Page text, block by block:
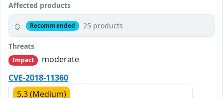
Affected products
Recommended 25 products
Threats
Impact
moderate
CVE-2018-11360
5.3 (Medium)